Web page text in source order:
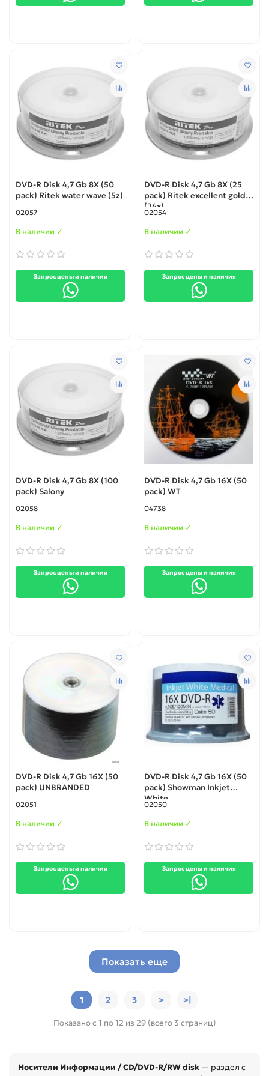
DVD-R Disk 4,7 Gb 8X (50
pack) Ritek water wave (5z)
02057
В наличии ✓
Запрос цены и наличия
DVD-R Disk 4,7 Gb 8X (25
pack) Ritek excellent gold
(24x)
02054
В наличии ✓
Запрос цены и наличия
DVD-R Disk 4,7 Gb 8X (100
pack) Salony
02058
В наличии ✓
Запрос цены и наличия
DVD-R Disk 4,7 Gb 16X (50
pack) WT
04738
В наличии ✓
Запрос цены и наличия
DVD-R Disk 4,7 Gb 16X (50
pack) UNBRANDED
02051
В наличии ✓
Запрос цены и наличия
DVD-R Disk 4,7 Gb 16X (50
pack) Showman Inkjet
White
02050
В наличии ✓
Запрос цены и наличия
Показать еще
1 2 3 > >|
Показано с 1 по 12 из 29 (всего 3 страниц)
Носители Информации / CD/DVD-R/RW disk — раздел с